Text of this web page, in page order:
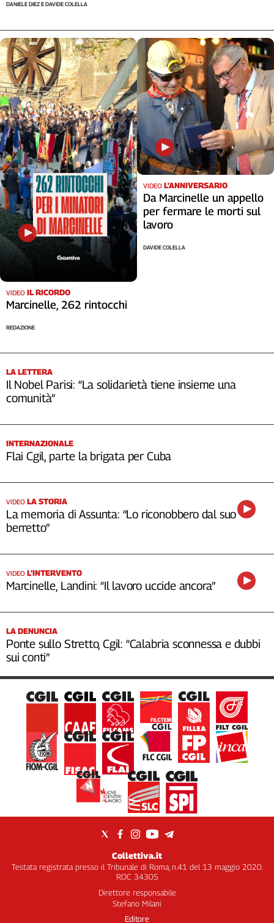
DANIELE DIEZ E DAVIDE COLELLA
VIDEO IL RICORDO
Marcinelle, 262 rintocchi
REDAZIONE
VIDEO L'ANNIVERSARIO
Da Marcinelle un appello
per fermare le morti sul
lavoro
DAVIDE COLELLA
LA LETTERA
Il Nobel Parisi: “La solidarietà tiene insieme una
comunità”
INTERNAZIONALE
Flai Cgil, parte la brigata per Cuba
VIDEO LA STORIA
La memoria di Assunta: “Lo riconobbero dal suo
berretto”
VIDEO L’INTERVENTO
Marcinelle, Landini: “Il lavoro uccide ancora”
LA DENUNCIA
Ponte sullo Stretto, Cgil: “Calabria sconnessa e dubbi
sui conti”
Collettiva.it
Testata registrata presso il Tribunale di Roma, n.41 del 13 maggio 2020.
ROC 34305
Direttore responsabile
Stefano Milani
Editore